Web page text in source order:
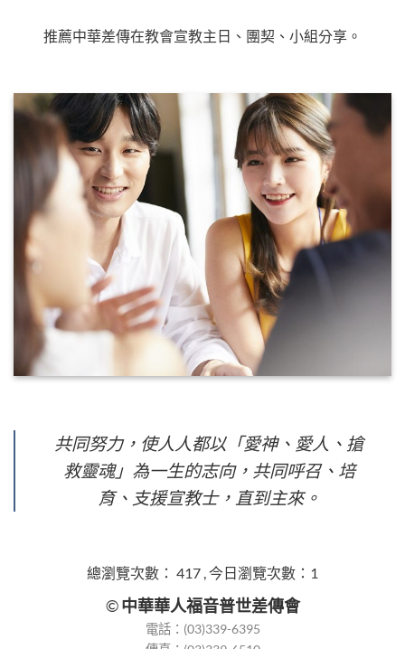
推薦中華差傳在教會宣教主日、團契、小組分享。
共同努力，使人人都以「愛神、愛人、搶
救靈魂」為一生的志向，共同呼召、培
育、支援宣教士，直到主來。
總瀏覽次數： 417 , 今日瀏覽次數：1
©中華華人福音普世差傳會
電話：(03)339-6395